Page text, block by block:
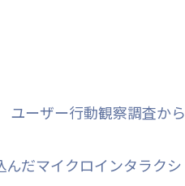
ユーザー行動観察調査から
んだマイクロインタラクシ